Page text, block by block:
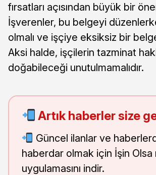
fırsatları açısından büyük bir
İşverenler, bu belgeyi
olmalı ve işçiye eksiksiz bir
Aksi halde, işçilerin tazminat
doğabileceği unutulmamalıdır.
Artık haberler size
Güncel ilanlar ve
haberdar olmak için İşin Olsa
uygulamasını indir.